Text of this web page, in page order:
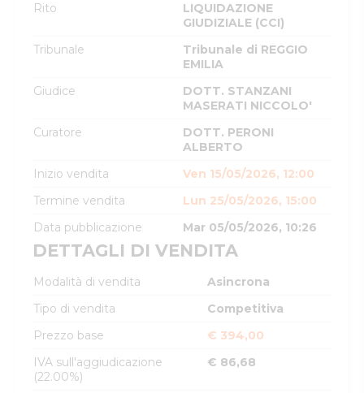
Rito
LIQUIDAZIONE
GIUDIZIALE (CCI)
Tribunale
Tribunale di REGGIO
EMILIA
Giudice
DOTT. STANZANI
MASERATI NICCOLO'
Curatore
DOTT. PERONI
ALBERTO
Inizio vendita
Ven 15/05/2026, 12:00
Termine vendita
Lun 25/05/2026, 15:00
Data pubblicazione
Mar 05/05/2026, 10:26
DETTAGLI DI VENDITA
Modalità di vendita
Asincrona
Tipo di vendita
Competitiva
Prezzo base
€ 394,00
IVA sull'aggiudicazione
(22.00%)
€ 86,68